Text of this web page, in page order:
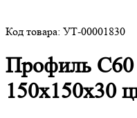
Код товара: УТ-00001830
Профиль С60
150х150х30